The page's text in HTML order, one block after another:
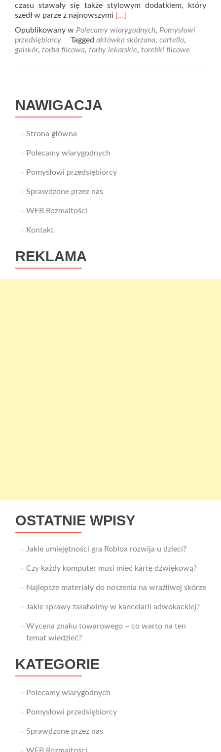
czasu stawały się także stylowym dodatkiem, który
szedł w parze z najnowszymi Read
about
Szeroki
wybór
[…]
Opublikowany w Polecamy wiarygodnych, Pomysłowi
przedsiębiorcy
Tagged aktówka skórzana, cartello,
galskór, torba filcowa, torby lekarskie, torebki filcowe
NAWIGACJA
Strona główna
Polecamy wiarygodnych
Pomysłowi przedsiębiorcy
Sprawdzone przez nas
WEB Rozmaitości
Kontakt
REKLAMA
OSTATNIE WPISY
Jakie umiejętności gra Roblox rozwija u dzieci?
Czy każdy komputer musi mieć kartę dźwiękową?
Najlepsze materiały do noszenia na wrażliwej skórze
Jakie sprawy załatwimy w kancelarii adwokackiej?
Wycena znaku towarowego – co warto na ten
temat wiedzieć?
KATEGORIE
Polecamy wiarygodnych
Pomysłowi przedsiębiorcy
Sprawdzone przez nas